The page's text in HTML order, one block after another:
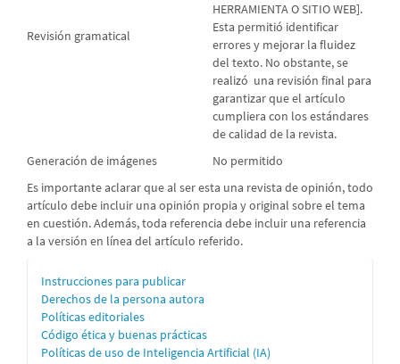
Revisión gramatical
HERRAMIENTA O SITIO WEB].
Esta permitió identificar
errores y mejorar la fluidez
del texto. No obstante, se
realizó una revisión final para
garantizar que el artículo
cumpliera con los estándares
de calidad de la revista.
Generación de imágenes
No permitido
Es importante aclarar que al ser esta una revista de opinión, todo
artículo debe incluir una opinión propia y original sobre el tema
en cuestión. Además, toda referencia debe incluir una referencia
a la versión en línea del artículo referido.
Información
para
personas
Instrucciones para publicar
Derechos de la persona autora
Políticas editoriales
Código ética y buenas prácticas
Políticas de uso de Inteligencia Artificial (IA)